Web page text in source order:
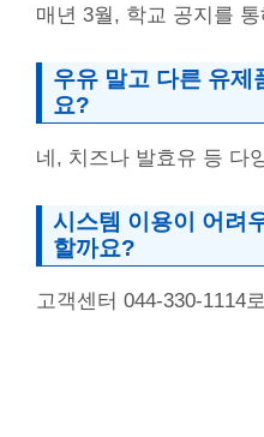
매년 3월, 학교 공지를
우유 말고 다른 유제
요?
네, 치즈나 발효유 등 다
시스템 이용이 어려
할까요?
고객센터 044-330-1114